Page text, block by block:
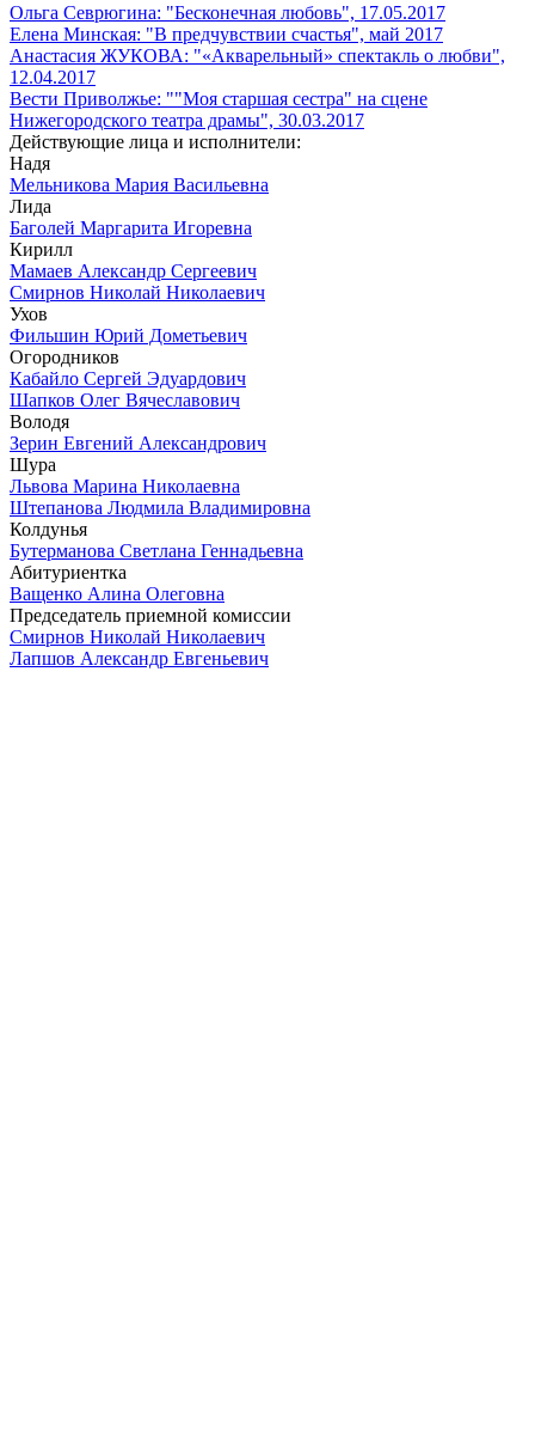
Ольга Севрюгина: "Бесконечная любовь", 17.05.2017
Елена Минская: "В предчувствии счастья", май 2017
Анастасия ЖУКОВА: "«Акварельный» спектакль о любви",
12.04.2017
Вести Приволжье: ""Моя старшая сестра" на сцене
Нижегородского театра драмы", 30.03.2017
Действующие лица и исполнители:
Надя
Мельникова Мария Васильевна
Лида
Баголей Маргарита Игоревна
Кирилл
Мамаев Александр Сергеевич
Смирнов Николай Николаевич
Ухов
Фильшин Юрий Дометьевич
Огородников
Кабайло Сергей Эдуардович
Шапков Олег Вячеславович
Володя
Зерин Евгений Александрович
Шура
Львова Марина Николаевна
Штепанова Людмила Владимировна
Колдунья
Бутерманова Светлана Геннадьевна
Абитуриентка
Ващенко Алина Олеговна
Председатель приемной комиссии
Смирнов Николай Николаевич
Лапшов Александр Евгеньевич